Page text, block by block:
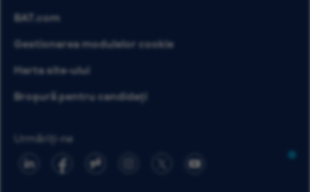
BAT.com
Gestionarea modulelor cookie
Harta site-ului
Broșură pentru candidați
Urmăriți-ne